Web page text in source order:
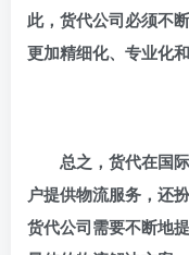
此，货代公司必须不
更加精细化、专业化
总之，货代在国
户提供物流服务，还
货代公司需要不断地